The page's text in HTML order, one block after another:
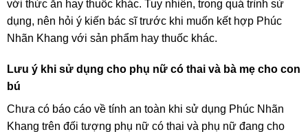
với thức ăn hay thuốc khác. Tuy nhiên, trong quá trình sử
dụng, nên hỏi ý kiến bác sĩ trước khi muốn kết hợp Phúc
Nhãn Khang với sản phẩm hay thuốc khác.
Lưu ý khi sử dụng cho phụ nữ có thai và bà mẹ cho con
bú
Chưa có báo cáo về tính an toàn khi sử dụng Phúc Nhãn
Khang trên đối tượng phụ nữ có thai và phụ nữ đang cho